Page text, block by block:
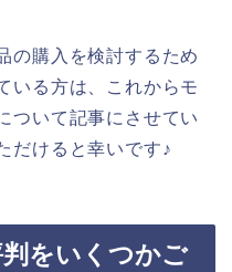
の購入を検討するため
いる方は、これからモ
ついて記事にさせてい
だけると幸いです♪
をいくつかご